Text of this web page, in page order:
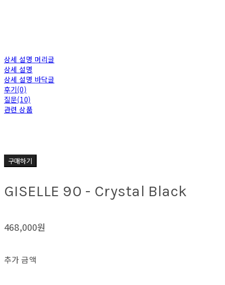
상세 설명 머리글
상세 설명
상세 설명 바닥글
후기(0)
질문(10)
관련 상품
구매하기
GISELLE 90 - Crystal Black
468,000원
추가 금액